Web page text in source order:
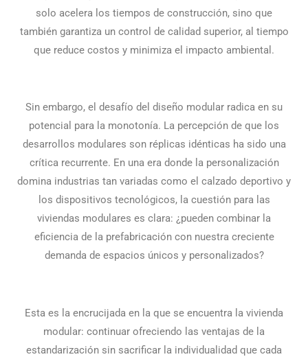
solo acelera los tiempos de construcción, sino que
también garantiza un control de calidad superior, al tiempo
que reduce costos y minimiza el impacto ambiental.
Sin embargo, el desafío del diseño modular radica en su
potencial para la monotonía. La percepción de que los
desarrollos modulares son réplicas idénticas ha sido una
crítica recurrente. En una era donde la personalización
domina industrias tan variadas como el calzado deportivo y
los dispositivos tecnológicos, la cuestión para las
viviendas modulares es clara: ¿pueden combinar la
eficiencia de la prefabricación con nuestra creciente
demanda de espacios únicos y personalizados?
Esta es la encrucijada en la que se encuentra la vivienda
modular: continuar ofreciendo las ventajas de la
estandarización sin sacrificar la individualidad que cada